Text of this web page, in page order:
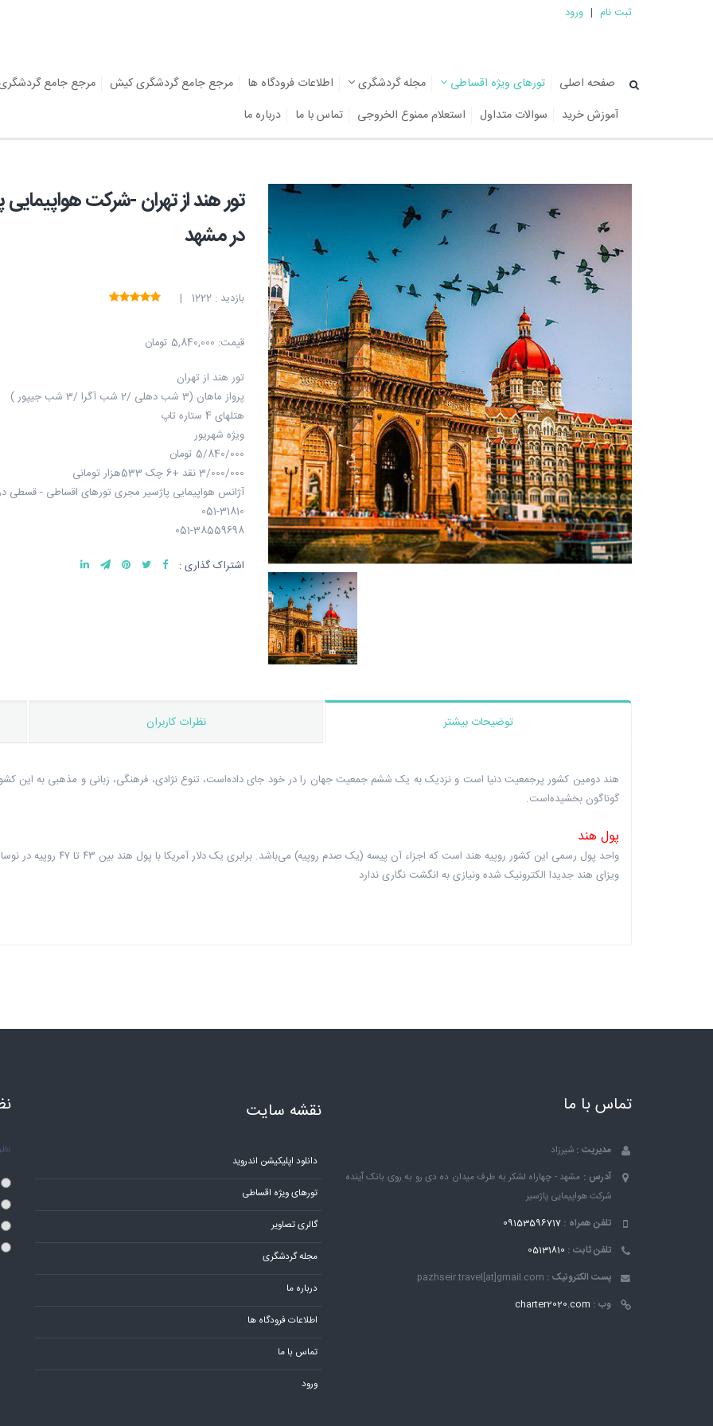
ثبت نام | ورود
صفحه اصلی تورهای ویژه اقساطی مجله گردشگری اطلاعات فرودگاه ها مرجع جامع گردشگری کیش مرجع جامع
آموزش خرید
سوالات متداول استعلام ممنوع الخروجی تماس با ما درباره ما
تور هند از تهران -شرکت
در مشهد
بازدید : 1222 |
قیمت: 5,840,000 تومان
تور هند از تهران
پرواز ماهان (3 شب دهلی /2 شب آگرا /3 شب جیپور )
هتلهای 4 ستاره تاپ
ویژه شهریور
5/840/000 تومان
3/000/000 نقد +6 چک 533هزار تومانی
آژانس هواپیمایی پاژسیر مجری تورهای اقساطی - قسطی
051-31810
051-38559698
اشتراک گذاری :
توضیحات بیشتر نظرات کاربران
هند دومین کشور پرجمعیت دنیا است و نزدیک به یک ششم جمعیت جهان را در خود جای داده‌است، تنوع نژادی، فرهنگی، زبانی و مذهبی به این
گوناگون بخشیده‌است.
پول هند
واحد پول رسمی این کشور روپیه هند است که اجزاء آن پیسه (یک صدم روپیه) می‌باشد. برابری یک دلار آمریکا با پول هند بین ۴۳ تا ۴۷ روپیه در نوسان است.
ویزای هند جدیدا الکترونیک شده ونیازی به انگشت نگاری ندارد
تماس با ما
مدیریت : شیرزاد
آدرس : مشهد - چهاراه لشکر به طرف میدان ده دی رو به روی بانک ٱینده
شرکت هواپیمایی پاژسیر
تلفن همراه : 09153596717
تلفن ثابت : 05131810
پست الکترونیک : pazhseir.travel[at]gmail.com
وب : charter2020.com
نقشه سایت
دانلود اپلیکیشن اندروید
تورهای ویژه اقساطی
گالری تصاویر
مجله گردشگری
درباره ما
اطلاعات فرودگاه ها
تماس با ما
ورود